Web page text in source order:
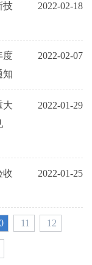
技
2022-02-18
度
知
2022-02-07
大
2022-01-29
收
2022-01-25
11 12